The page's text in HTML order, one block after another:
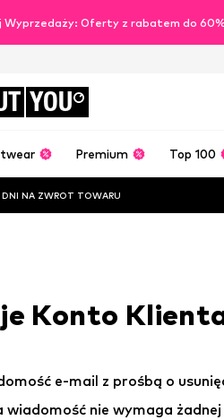
Wyprzedaży: Oferty z rabatem do
YOU
Premium Top 100
NA ZWROT TOWARU
Konto
e-mail z prośbą o
nie wymaga